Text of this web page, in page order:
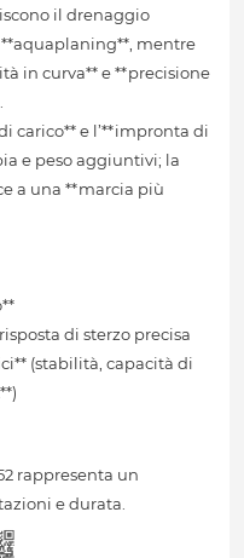
il drenaggio
mentre
in curva** e **precisione
carico** e l’**impronta di
e peso aggiuntivi; la
a una **marcia più
di sterzo precisa
(stabilità, capacità di
rappresenta un
e durata.